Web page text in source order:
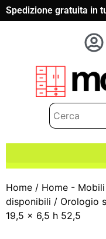
Spedizione gratuita in
Home / Home -
disponibili / Orologio
19,5 x 6,5 h 52,5